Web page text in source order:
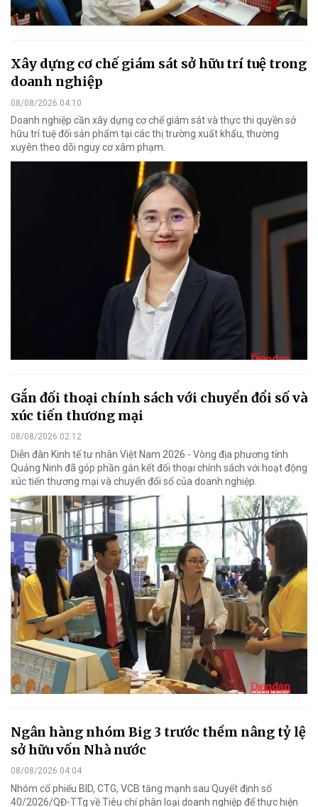
Xây dựng cơ chế giám sát sở hữu trí tuệ trong
doanh nghiệp
08/08/2026 04:10
Doanh nghiệp cần xây dựng cơ chế giám sát và thực thi quyền sở
hữu trí tuệ đối sản phẩm tại các thị trường xuất khẩu, thường
xuyên theo dõi nguy cơ xâm phạm.
Gắn đối thoại chính sách với chuyển đổi số và
xúc tiến thương mại
08/08/2026 02:12
Diễn đàn Kinh tế tư nhân Việt Nam 2026 - Vòng địa phương tỉnh
Quảng Ninh đã góp phần gắn kết đối thoại chính sách với hoạt động
xúc tiến thương mại và chuyển đổi số của doanh nghiệp.
Ngân hàng nhóm Big 3 trước thềm nâng tỷ lệ
sở hữu vốn Nhà nước
08/08/2026 04:04
Nhóm cổ phiếu BID, CTG, VCB tăng mạnh sau Quyết định số
40/2026/QĐ-TTg về Tiêu chí phân loại doanh nghiệp để thực hiện